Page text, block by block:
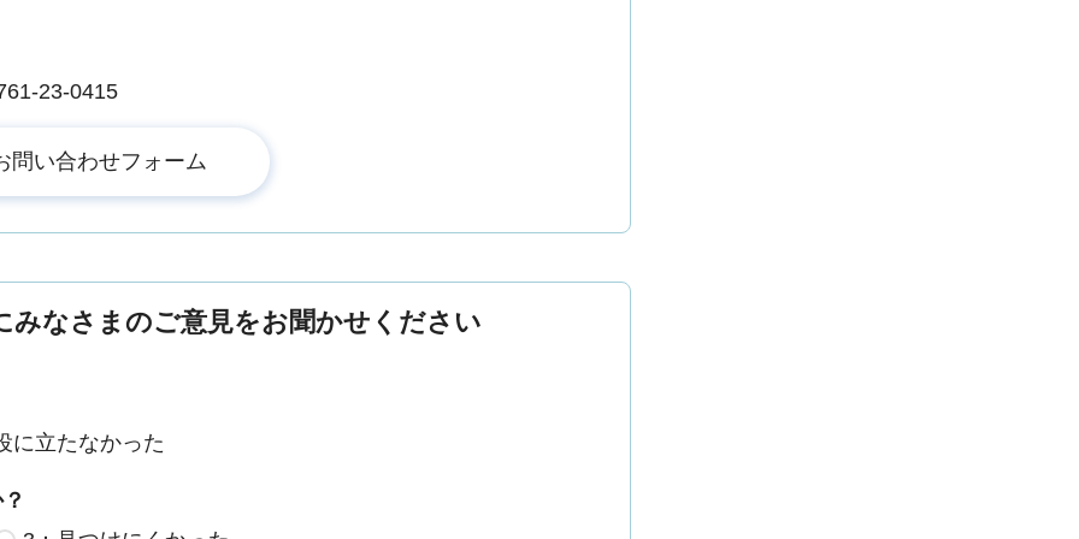
23-0415
なさまのご意見をお聞かせください
に立たなかった